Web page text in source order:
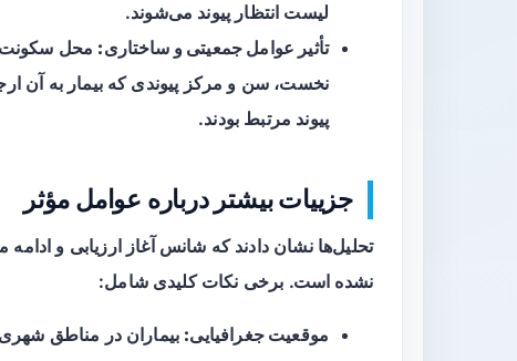
لیست انتظار پیوند می‌شوند.
تأثیر عوامل جمعیتی و ساختاری: محل سکونت
نخست، سن و مرکز پیوندی که بیمار به آن
پیوند مرتبط بودند.
جزییات بیشتر درباره عوامل مؤثر
تحلیل‌ها نشان دادند که شانس آغاز ارزیابی و
نشده است. برخی نکات کلیدی شامل:
موقعیت جغرافیایی: بیماران در مناطق شهری